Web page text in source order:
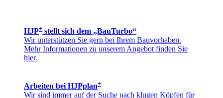
HJP+ stellt sich dem „BauTurbo“
Wir unterstützen Sie gern bei Ihrem Bauvorhaben.
Mehr Informationen zu unserem Angebot finden Sie
hier.
Arbeiten bei HJPplan+
Wir sind immer auf der Suche nach klugen Köpfen für